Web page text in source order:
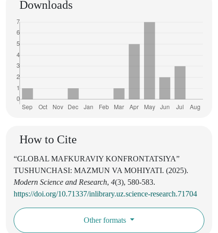
Downloads
How to Cite
“GLOBAL MAFKURAVIY KONFRONTATSIYA”
TUSHUNCHASI: MAZMUN VA MOHIYATI. (2025).
Modern Science and Research, 4(3), 580-583.
https://doi.org/10.71337/inlibrary.uz.science-research.71704
Other formats